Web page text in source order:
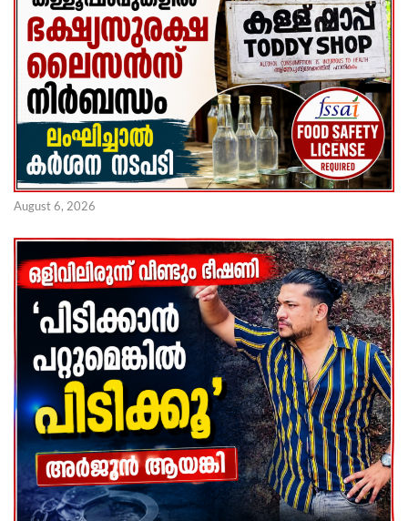
August 6, 2026